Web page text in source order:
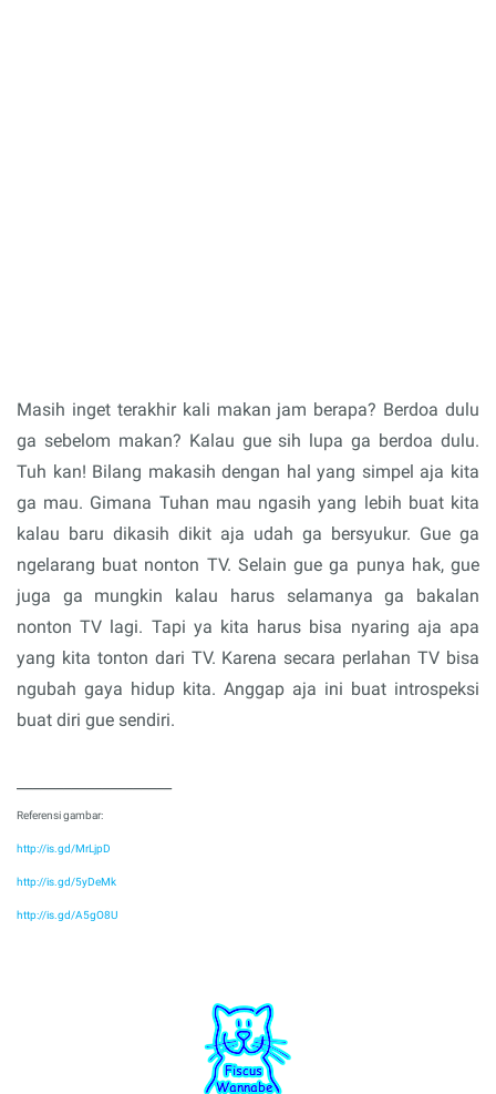
Masih inget terakhir kali makan jam berapa? Berdoa dulu
ga sebelom makan? Kalau gue sih lupa ga berdoa dulu.
Tuh kan! Bilang makasih dengan hal yang simpel aja kita
ga mau. Gimana Tuhan mau ngasih yang lebih buat kita
kalau baru dikasih dikit aja udah ga bersyukur. Gue ga
ngelarang buat nonton TV. Selain gue ga punya hak, gue
juga ga mungkin kalau harus selamanya ga bakalan
nonton TV lagi. Tapi ya kita harus bisa nyaring aja apa
yang kita tonton dari TV. Karena secara perlahan TV bisa
ngubah gaya hidup kita. Anggap aja ini buat introspeksi
buat diri gue sendiri.
Referensi gambar:
http://is.gd/MrLjpD
http://is.gd/5yDeMk
http://is.gd/A5gO8U